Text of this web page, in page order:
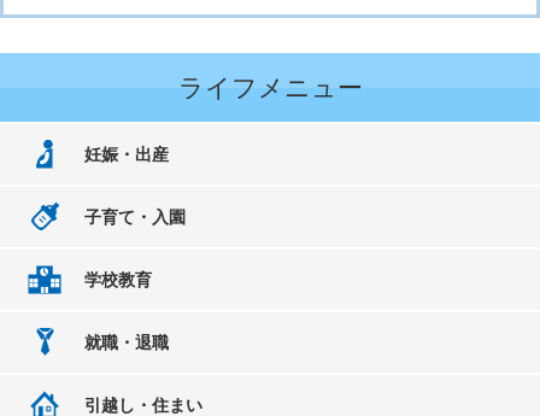
ライフメニュー
妊娠・出産
子育て・入園
学校教育
就職・退職
引越し・住まい